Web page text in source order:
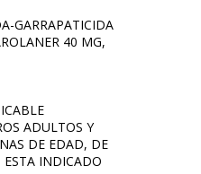
GARRAPATICIDA
40 MG,
ADULTOS Y
DE EDAD, DE
ESTA INDICADO